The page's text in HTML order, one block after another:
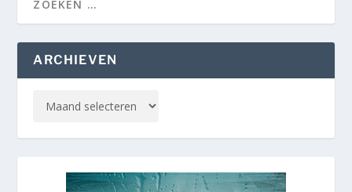
ARCHIEVEN